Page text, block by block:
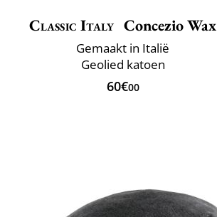
Classic Italy Concezio Wax
Gemaakt in Italië
Geolied katoen
60€00